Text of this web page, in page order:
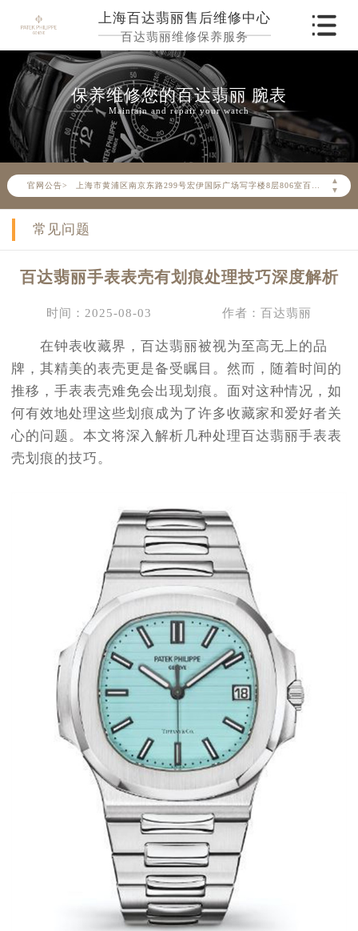
上海百达翡丽售后维修中心
百达翡丽维修保养服务
保养维修您的百达翡丽 腕表
Maintain and repair your watch
官网公告>
▲
▼
上海市黄浦区南京东路299号宏伊国际广场写字楼8层806室百达翡丽售后服务中心（需提前预约）
常见问题
百达翡丽手表表壳有划痕处理技巧深度解析
时间：2025-08-03 作者：百达翡丽
在钟表收藏界，百达翡丽被视为至高无上的品
牌，其精美的表壳更是备受瞩目。然而，随着时间的
推移，手表表壳难免会出现划痕。面对这种情况，如
何有效地处理这些划痕成为了许多收藏家和爱好者关
心的问题。本文将深入解析几种处理百达翡丽手表表
壳划痕的技巧。